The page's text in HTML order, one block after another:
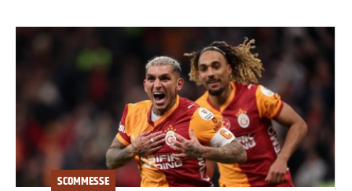
SCOMMESSE